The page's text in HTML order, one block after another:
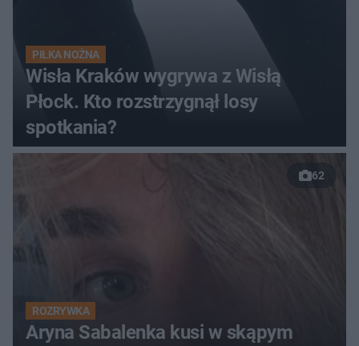
PIŁKA NOŻNA
Wisła Kraków wygrywa z Wisłą
Płock. Kto rozstrzygnął losy
spotkania?
62
ROZRYWKA
Aryna Sabalenka kusi w skąpym